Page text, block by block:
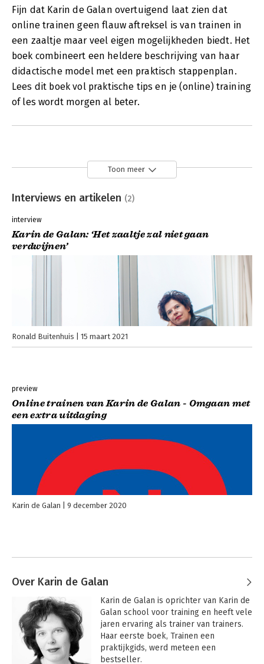
Fijn dat Karin de Galan overtuigend laat zien dat
online trainen geen flauw aftreksel is van trainen in
een zaaltje maar veel eigen mogelijkheden biedt. Het
boek combineert een heldere beschrijving van haar
didactische model met een praktisch stappenplan.
Lees dit boek vol praktische tips en je (online) training
of les wordt morgen al beter.
Toon meer
Interviews en artikelen (2)
interview
Karin de Galan: ‘Het zaaltje zal niet gaan
verdwijnen’
Ronald Buitenhuis 15 maart 2021
preview
Online trainen van Karin de Galan - Omgaan met
een extra uitdaging
Karin de Galan 9 december 2020
Over Karin de Galan
Karin de Galan is oprichter van Karin de
Galan school voor training en heeft vele
jaren ervaring als trainer van trainers.
Haar eerste boek, Trainen een
praktijkgids, werd meteen een
bestseller.